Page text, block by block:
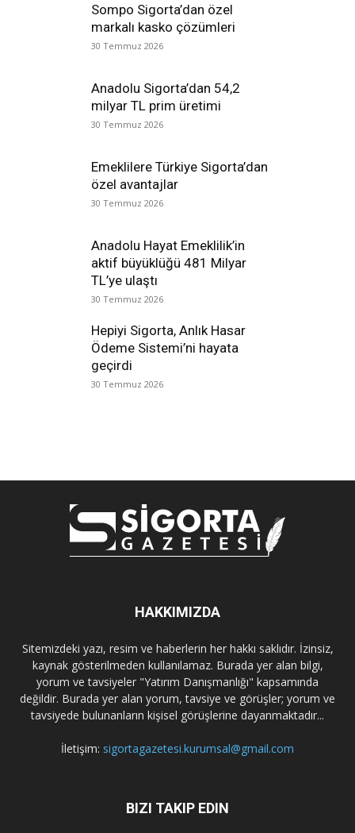
Sompo Sigorta’dan özel
markalı kasko çözümleri
30 Temmuz 2026
Anadolu Sigorta’dan 54,2
milyar TL prim üretimi
30 Temmuz 2026
Emeklilere Türkiye Sigorta’dan
özel avantajlar
30 Temmuz 2026
Anadolu Hayat Emeklilik’in
aktif büyüklüğü 481 Milyar
TL’ye ulaştı
30 Temmuz 2026
Hepiyi Sigorta, Anlık Hasar
Ödeme Sistemi’ni hayata
geçirdi
30 Temmuz 2026
HAKKIMIZDA
Sitemizdeki yazı, resim ve haberlerin her hakkı saklıdır. İzinsiz,
kaynak gösterilmeden kullanılamaz. Burada yer alan bilgi,
yorum ve tavsiyeler "Yatırım Danışmanlığı" kapsamında
değildir. Burada yer alan yorum, tavsiye ve görüşler; yorum ve
tavsiyede bulunanların kişisel görüşlerine dayanmaktadır...
İletişim: sigortagazetesi.kurumsal@gmail.com
BIZI TAKIP EDIN